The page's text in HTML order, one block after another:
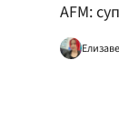
AFM: